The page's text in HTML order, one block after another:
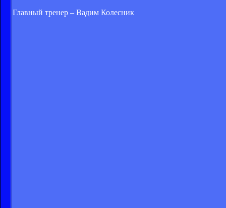
Главный тренер – Вадим Колесник